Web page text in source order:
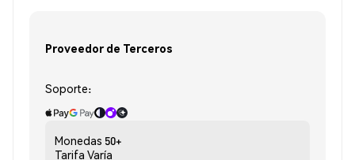
Proveedor de Terceros
Soporte:
Monedas 50+
Tarifa Varía